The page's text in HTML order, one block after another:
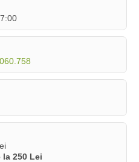
250 Lei